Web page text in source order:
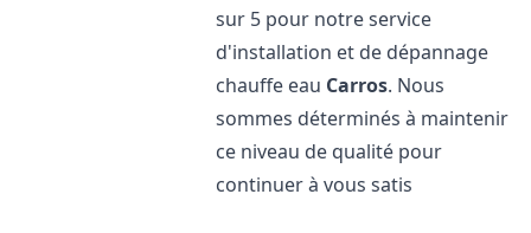
sur 5 pour notre service
d'installation et de dépannage
chauffe eau Carros. Nous
sommes déterminés à maintenir
ce niveau de qualité pour
continuer à vous satis